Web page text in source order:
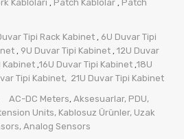
Kabloları , Patch Kablolar , Patch
Tipi Rack Kabinet , 6U Duvar Tipi
, 9U Duvar Tipi Kabinet , 12U Duvar
Kabinet ,16U Duvar Tipi Kabinet ,18U
Tipi Kabinet, 21U Duvar Tipi Kabinet
AC-DC Meters, Aksesuarlar, PDU,
Units, Kablosuz Ürünler, Uzak
, Analog Sensors